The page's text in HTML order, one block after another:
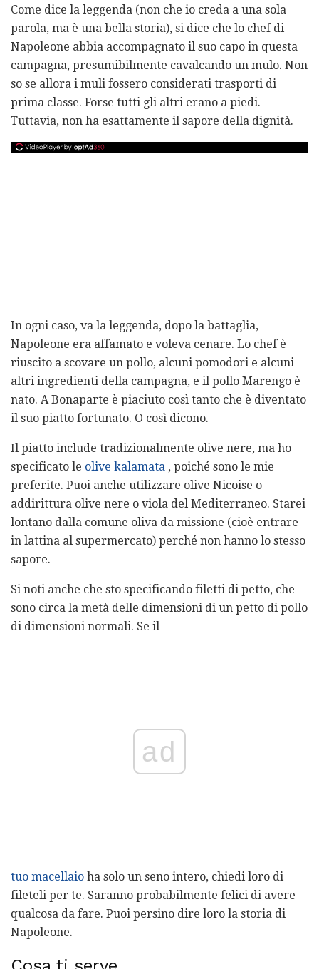
Come dice la leggenda (non che io creda a una sola
parola, ma è una bella storia), si dice che lo chef di
Napoleone abbia accompagnato il suo capo in questa
campagna, presumibilmente cavalcando un mulo. Non
so se allora i muli fossero considerati trasporti di
prima classe. Forse tutti gli altri erano a piedi.
Tuttavia, non ha esattamente il sapore della dignità.
In ogni caso, va la leggenda, dopo la battaglia,
Napoleone era affamato e voleva cenare. Lo chef è
riuscito a scovare un pollo, alcuni pomodori e alcuni
altri ingredienti della campagna, e il pollo Marengo è
nato. A Bonaparte è piaciuto così tanto che è diventato
il suo piatto fortunato. O così dicono.
Il piatto include tradizionalmente olive nere, ma ho
specificato le olive kalamata , poiché sono le mie
preferite. Puoi anche utilizzare olive Nicoise o
addirittura olive nere o viola del Mediterraneo. Starei
lontano dalla comune oliva da missione (cioè entrare
in lattina al supermercato) perché non hanno lo stesso
sapore.
Si noti anche che sto specificando filetti di petto, che
sono circa la metà delle dimensioni di un petto di pollo
di dimensioni normali. Se il
ad
tuo macellaio ha solo un seno intero, chiedi loro di
fileteli per te. Saranno probabilmente felici di avere
qualcosa da fare. Puoi persino dire loro la storia di
Napoleone.